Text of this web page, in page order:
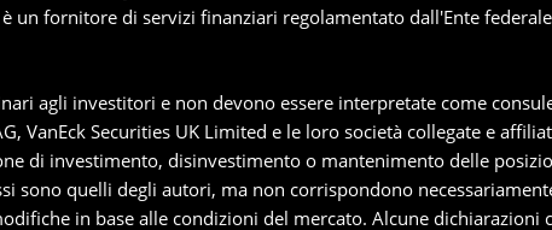
un fornitore di servizi finanziari regolamentato dall'Ente
agli investitori e non devono essere interpretate come
VanEck Securities UK Limited e le loro società collegate e
di investimento, disinvestimento o mantenimento delle
sono quelli degli autori, ma non corrispondono
in base alle condizioni del mercato. Alcune dichiarazioni